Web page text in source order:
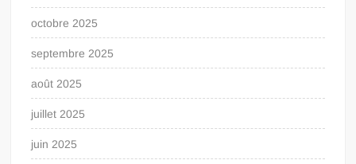
octobre 2025
septembre 2025
août 2025
juillet 2025
juin 2025